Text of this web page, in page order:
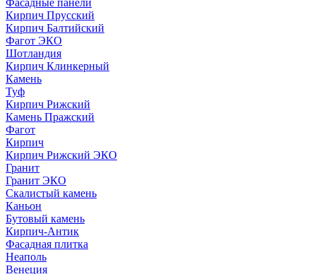
Фасадные панели
Кирпич Прусский
Кирпич Балтийский
Фагот ЭКО
Шотландия
Кирпич Клинкерный
Камень
Туф
Кирпич Рижский
Камень Пражский
Фагот
Кирпич
Кирпич Рижский ЭКО
Гранит
Гранит ЭКО
Скалистый камень
Каньон
Бутовый камень
Кирпич-Антик
Фасадная плитка
Неаполь
Венеция